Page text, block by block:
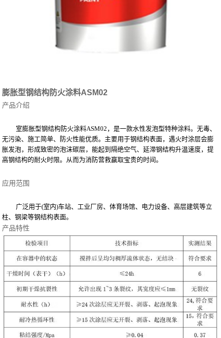
膨胀型钢结构防火涂料ASM02
产品介绍
室膨胀型钢结构防火涂料ASM02 ，是一款水性发泡型特种涂料。无毒、
无污染、施工简单、防火性能优质。主要用于钢结构表面，遇火时涂层会膨
胀发泡，形成致密的泡沫碳层，能起到隔绝空气、延滞钢结构升温速度，提
高钢结构的耐火时限。从而为消防营救赢取宝贵的时间。
应用范围
广泛用于(室内)车站、工业厂房、体育场馆、电力设备、高层建筑等立
柱、钢梁等钢结构表面。
产品特性